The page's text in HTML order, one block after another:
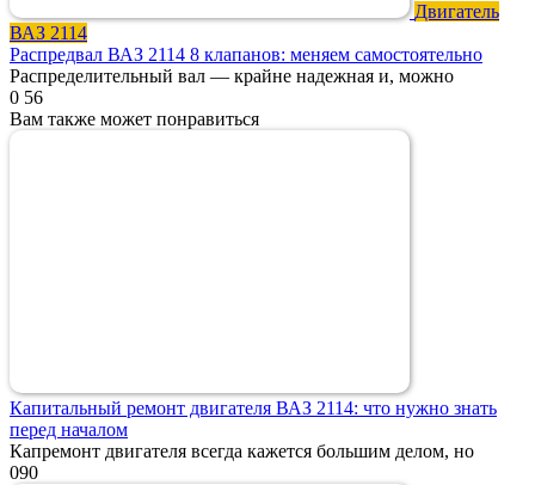
Двигатель
ВАЗ 2114
Распредвал ВАЗ 2114 8 клапанов: меняем самостоятельно
Распределительный вал — крайне надежная и, можно
0 56
Вам также может понравиться
Капитальный ремонт двигателя ВАЗ 2114: что нужно знать
перед началом
Капремонт двигателя всегда кажется большим делом, но
090